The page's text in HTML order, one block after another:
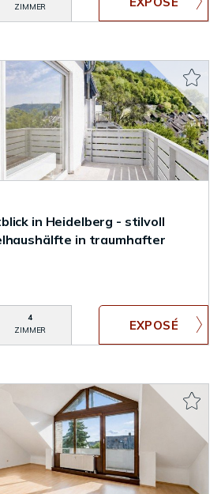
ZIMMER
in Heidelberg - stilvoll
in traumhafter
4
ZIMMER